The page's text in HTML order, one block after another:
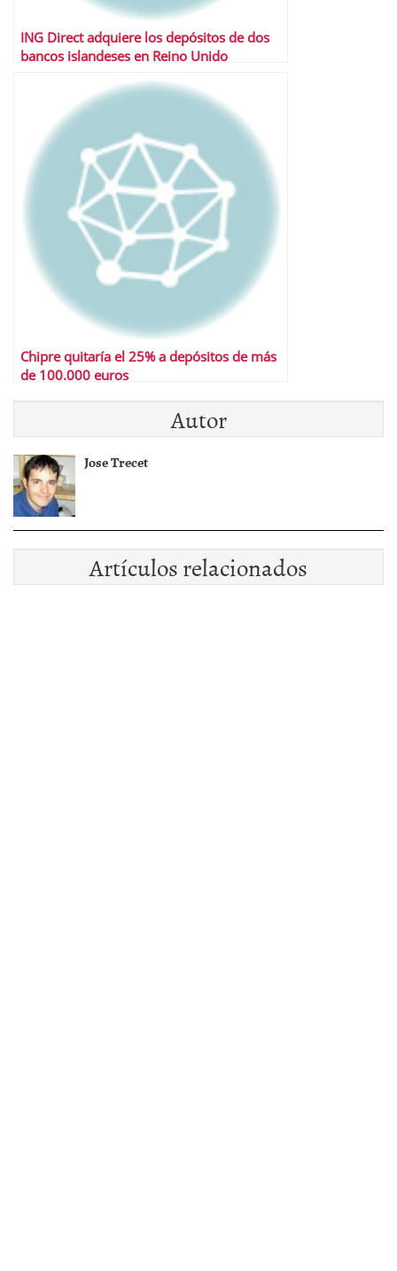
ING Direct adquiere los depósitos de dos
bancos islandeses en Reino Unido
Chipre quitaría el 25% a depósitos de más
de 100.000 euros
Autor
Jose Trecet
Artículos relacionados